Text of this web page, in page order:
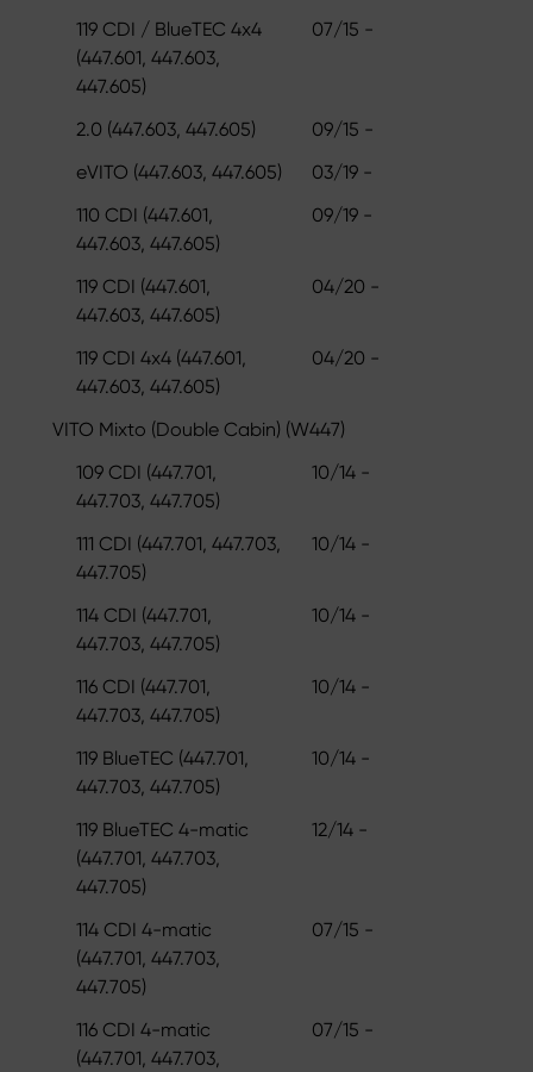
119 CDI / BlueTEC 4x4
(447.601, 447.603,
447.605)
07/15 -
2.0 (447.603, 447.605)
09/15 -
eVITO (447.603, 447.605)
03/19 -
110 CDI (447.601,
447.603, 447.605)
09/19 -
119 CDI (447.601,
447.603, 447.605)
04/20 -
119 CDI 4x4 (447.601,
447.603, 447.605)
04/20 -
VITO Mixto (Double Cabin) (W447)
109 CDI (447.701,
447.703, 447.705)
10/14 -
111 CDI (447.701, 447.703,
447.705)
10/14 -
114 CDI (447.701,
447.703, 447.705)
10/14 -
116 CDI (447.701,
447.703, 447.705)
10/14 -
119 BlueTEC (447.701,
447.703, 447.705)
10/14 -
119 BlueTEC 4-matic
(447.701, 447.703,
447.705)
12/14 -
114 CDI 4-matic
(447.701, 447.703,
447.705)
07/15 -
116 CDI 4-matic
(447.701, 447.703,
07/15 -